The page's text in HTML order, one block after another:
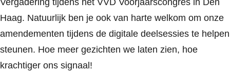
Haag. Natuurlijk ben je ook van harte welkom om onze
amendementen tijdens de digitale deelsessies te helpen
steunen. Hoe meer gezichten we laten zien, hoe
krachtiger ons signaal!